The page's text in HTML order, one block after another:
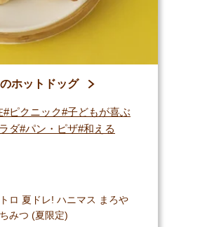
ホットドッグ
ピクニック 子どもが喜ぶ
ダ パン・ピザ 和える
ロ 夏ドレ! ハニマス まろや
みつ (夏限定)